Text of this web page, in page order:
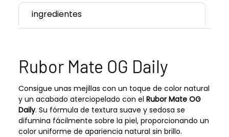
ingredientes
Rubor Mate OG Daily
Consigue unas mejillas con un toque de color natural
y un acabado aterciopelado con el Rubor Mate OG
Daily. Su fórmula de textura suave y sedosa se
difumina fácilmente sobre la piel, proporcionando un
color uniforme de apariencia natural sin brillo.